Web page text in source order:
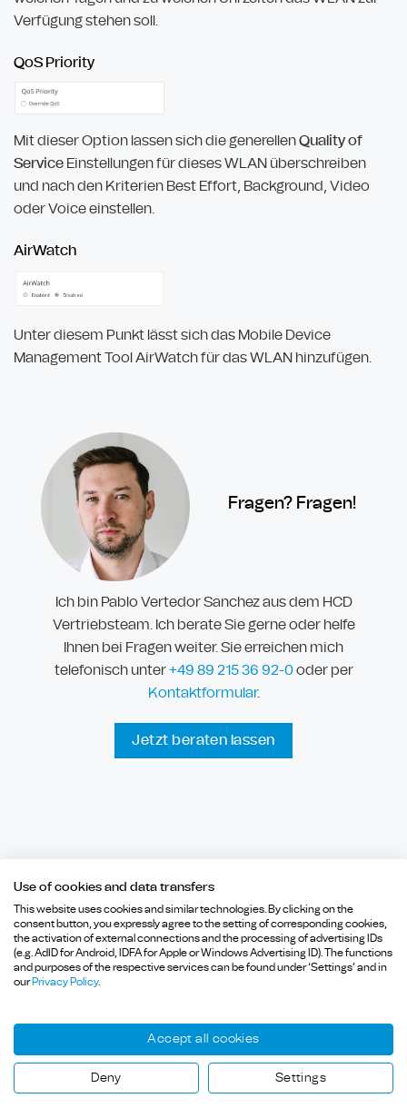
Verfügung stehen soll.
QoS Priority
Mit dieser Option lassen sich die generellenQuality of
ServiceEinstellungen für dieses WLAN überschreiben
und nach den Kriterien Best Effort, Background, Video
oder Voice einstellen.
AirWatch
Unter diesem Punkt lässt sich das Mobile Device
Management Tool AirWatch für das WLAN hinzufügen.
Fragen? Fragen!
Ich bin Pablo Vertedor Sanchez aus dem HCD
Vertriebsteam. Ich berate Sie gerne oder helfe
Ihnen bei Fragen weiter. Sie erreichen mich
telefonisch unter+49 89215 36 92-0oder per
Kontaktformular.
Jetzt beraten lassen
Bluetooth Low Energy in der
Industrie – Mehr als nur
Asset Tracking
Der Glasfaserausbau mit
DZS in Ingolstadt
Schnelleinstieg
Über die HCD Consulting
Use of cookies and data transfers
This website uses cookies and similar technologies. By clicking on the
consent button, you expressly agree to the setting of corresponding cookies,
the activation of external connections and the processing of advertising IDs
(e.g. AdID for Android, IDFA for Apple or Windows Advertising ID). The functions
and purposes of the respective services can be found under ‘Settings’ and in
ourPrivacy Policy.
Accept all cookies
Deny Settings